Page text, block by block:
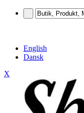
English
Dansk
X